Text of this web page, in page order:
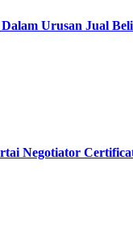
Urusan Jual
Negotiator